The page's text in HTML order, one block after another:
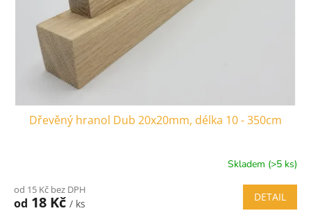
Dřevěný hranol Dub 20x20mm, délka 10 - 350cm
Skladem (>5 ks)
od 15 Kč bez DPH
od 18 Kč / ks
DETAIL